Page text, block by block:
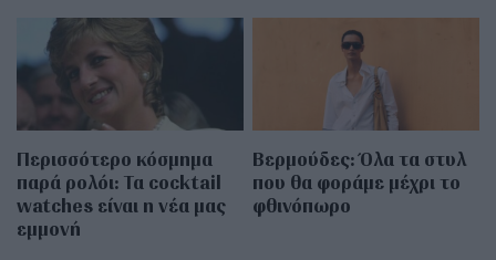
Περισσότερο κόσμημα
παρά ρολόι: Τα cocktail
watches είναι η νέα μας
εμμονή
Βερμούδες: Όλα τα στυλ
που θα φοράμε μέχρι το
φθινόπωρο